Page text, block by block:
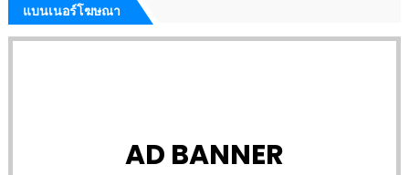
แบนเนอร์โฆษณา
AD BANNER